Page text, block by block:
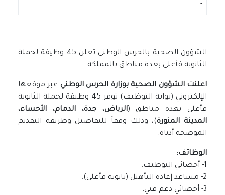
-
الشؤون الصحية بالحرس الوطني تعلن 45 وظيفة لحملة
الثانوية فأعلى بعدة مناطق بالمملكة
اعلنت الشؤون الصحية بوزارة الحرس الوطني عبر موقعها
الإلكتروني (بوابة التوظيف) توفر 45 وظيفة لحملة الثانوية
فأعلى بعدة مناطق (الرياض، جدة، الدمام، الأحساء،
المدينة المنورة)، وذلك وفقاً للتفاصيل وطريقة التقديم
الموضحة أدناه.
الوظائف:
1- أخصائي التوظيف.
2- مساعد إعادة التأهيل (ثانوية فأعلى).
3- أخصائي دعم فني.